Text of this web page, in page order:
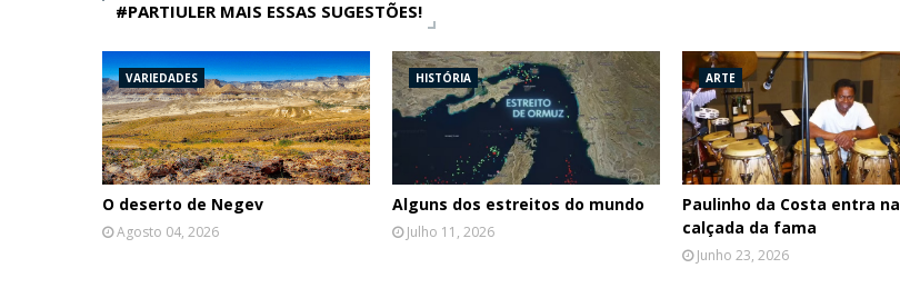
#PARTIULER MAIS ESSAS SUGESTÕES!
VARIEDADES
O deserto de Negev
Agosto 04, 2026
HISTÓRIA
Alguns dos estreitos do mundo
Julho 11, 2026
ARTE
Paulinho da Costa entra na
calçada da fama
Junho 23, 2026